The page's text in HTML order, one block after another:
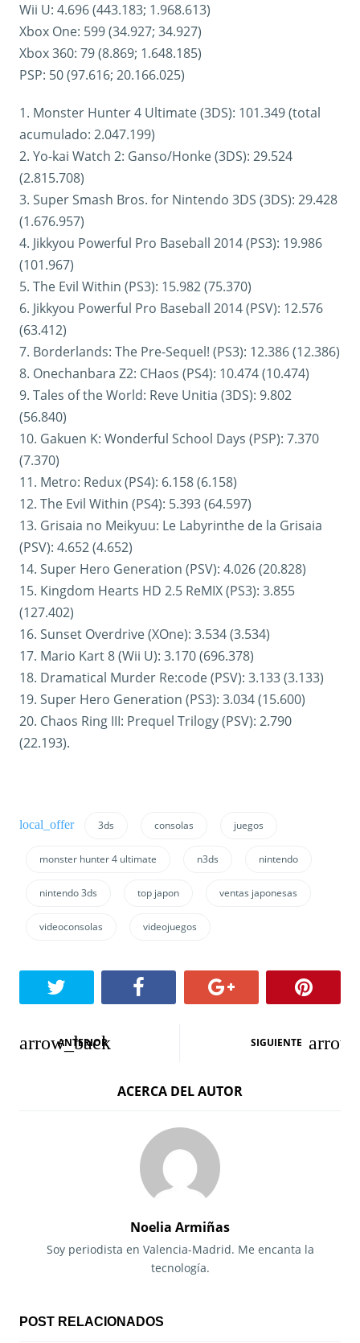
Wii U: 4.696 (443.183; 1.968.613)
Xbox One: 599 (34.927; 34.927)
Xbox 360: 79 (8.869; 1.648.185)
PSP: 50 (97.616; 20.166.025)
1. Monster Hunter 4 Ultimate (3DS): 101.349 (total
acumulado: 2.047.199)
2. Yo-kai Watch 2: Ganso/Honke (3DS): 29.524
(2.815.708)
3. Super Smash Bros. for Nintendo 3DS (3DS): 29.428
(1.676.957)
4. Jikkyou Powerful Pro Baseball 2014 (PS3): 19.986
(101.967)
5. The Evil Within (PS3): 15.982 (75.370)
6. Jikkyou Powerful Pro Baseball 2014 (PSV): 12.576
(63.412)
7. Borderlands: The Pre-Sequel! (PS3): 12.386 (12.386)
8. Onechanbara Z2: CHaos (PS4): 10.474 (10.474)
9. Tales of the World: Reve Unitia (3DS): 9.802
(56.840)
10. Gakuen K: Wonderful School Days (PSP): 7.370
(7.370)
11. Metro: Redux (PS4): 6.158 (6.158)
12. The Evil Within (PS4): 5.393 (64.597)
13. Grisaia no Meikyuu: Le Labyrinthe de la Grisaia
(PSV): 4.652 (4.652)
14. Super Hero Generation (PSV): 4.026 (20.828)
15. Kingdom Hearts HD 2.5 ReMIX (PS3): 3.855
(127.402)
16. Sunset Overdrive (XOne): 3.534 (3.534)
17. Mario Kart 8 (Wii U): 3.170 (696.378)
18. Dramatical Murder Re:code (PSV): 3.133 (3.133)
19. Super Hero Generation (PS3): 3.034 (15.600)
20. Chaos Ring III: Prequel Trilogy (PSV): 2.790
(22.193).
3ds consolas juegos
monster hunter 4 ultimate n3ds nintendo
nintendo 3ds top japon ventas japonesas
videoconsolas videojuegos
N
n
ANTERIOR SIGUIENTE
ACERCA DEL AUTOR
Noelia Armiñas
Soy periodista en Valencia-Madrid. Me encanta la
tecnología.
POST RELACIONADOS